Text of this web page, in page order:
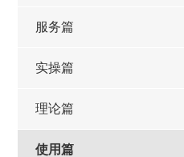
服务篇
实操篇
理论篇
使用篇